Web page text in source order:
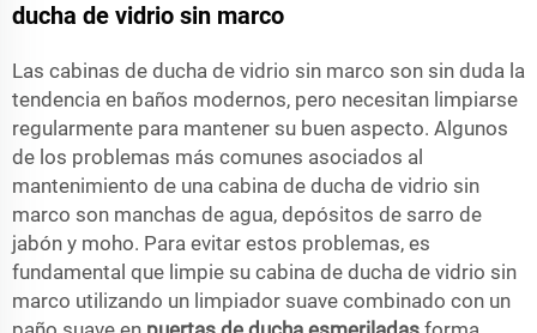
ducha de vidrio sin marco
Las cabinas de ducha de vidrio sin marco son sin duda la
tendencia en baños modernos, pero necesitan limpiarse
regularmente para mantener su buen aspecto. Algunos
de los problemas más comunes asociados al
mantenimiento de una cabina de ducha de vidrio sin
marco son manchas de agua, depósitos de sarro de
jabón y moho. Para evitar estos problemas, es
fundamental que limpie su cabina de ducha de vidrio sin
marco utilizando un limpiador suave combinado con un